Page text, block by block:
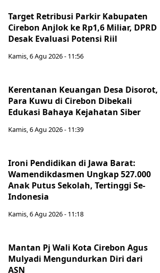
Target Retribusi Parkir Kabupaten
Cirebon Anjlok ke Rp1,6 Miliar, DPRD
Desak Evaluasi Potensi Riil
Kamis, 6 Agu 2026 - 11:56
Kerentanan Keuangan Desa Disorot,
Para Kuwu di Cirebon Dibekali
Edukasi Bahaya Kejahatan Siber
Kamis, 6 Agu 2026 - 11:39
Ironi Pendidikan di Jawa Barat:
Wamendikdasmen Ungkap 527.000
Anak Putus Sekolah, Tertinggi Se-
Indonesia
Kamis, 6 Agu 2026 - 11:18
Mantan Pj Wali Kota Cirebon Agus
Mulyadi Mengundurkan Diri dari
ASN